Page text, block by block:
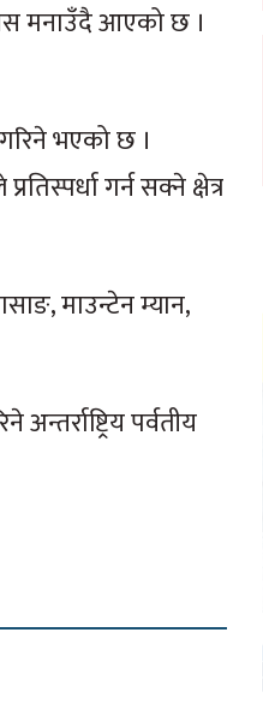
मनाउँदै आएको छ ।
भएको छ ।
गर्न सक्ने क्षेत्र
माउन्टेन म्यान,
पर्वतीय